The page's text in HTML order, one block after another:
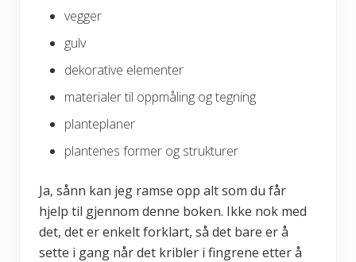
vegger
gulv
dekorative elementer
materialer til oppmåling og tegning
planteplaner
plantenes former og strukturer
Ja, sånn kan jeg ramse opp alt som du får
hjelp til gjennom denne boken. Ikke nok med
det, det er enkelt forklart, så det bare er å
sette i gang når det kribler i fingrene etter å